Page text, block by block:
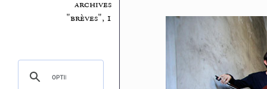
archives
"brèves", 1